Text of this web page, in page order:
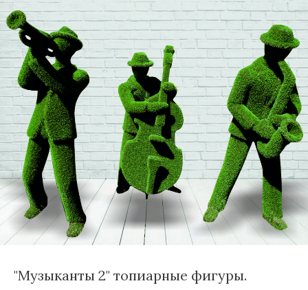
"Музыканты 2" топиарные фигуры.